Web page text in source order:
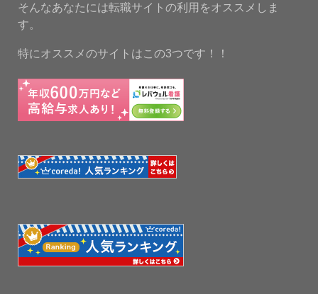
そんなあなたには転職サイトの利用をオススメしま
す。
特にオススメのサイトはこの3つです！！